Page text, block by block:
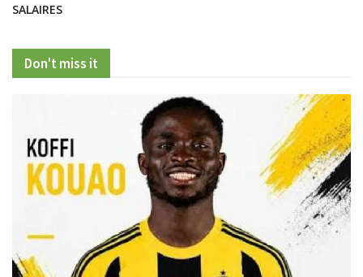
SALAIRES
Don't miss it